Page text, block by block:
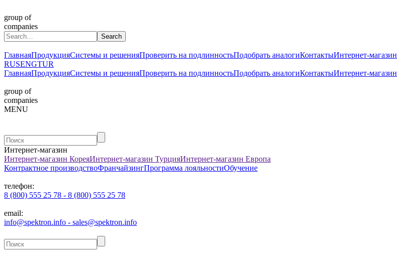
group of
companies
ГлавнаяПродукцияСистемы и решенияПроверить на подлинностьПодобрать аналогиКонтактыИнтернет-магазин
RUSENGTUR
ГлавнаяПродукцияСистемы и решенияПроверить на подлинностьПодобрать аналогиКонтактыИнтернет-магазин
group of
companies
MENU
Интернет-магазин
Интернет-магазин КореяИнтернет-магазин ТурцияИнтернет-магазин Европа
Контрактное производствоФранчайзингПрограмма лояльностиОбучение
телефон:
8 (800) 555 25 78 - 8 (800) 555 25 78
email:
info@spektron.info - sales@spektron.info